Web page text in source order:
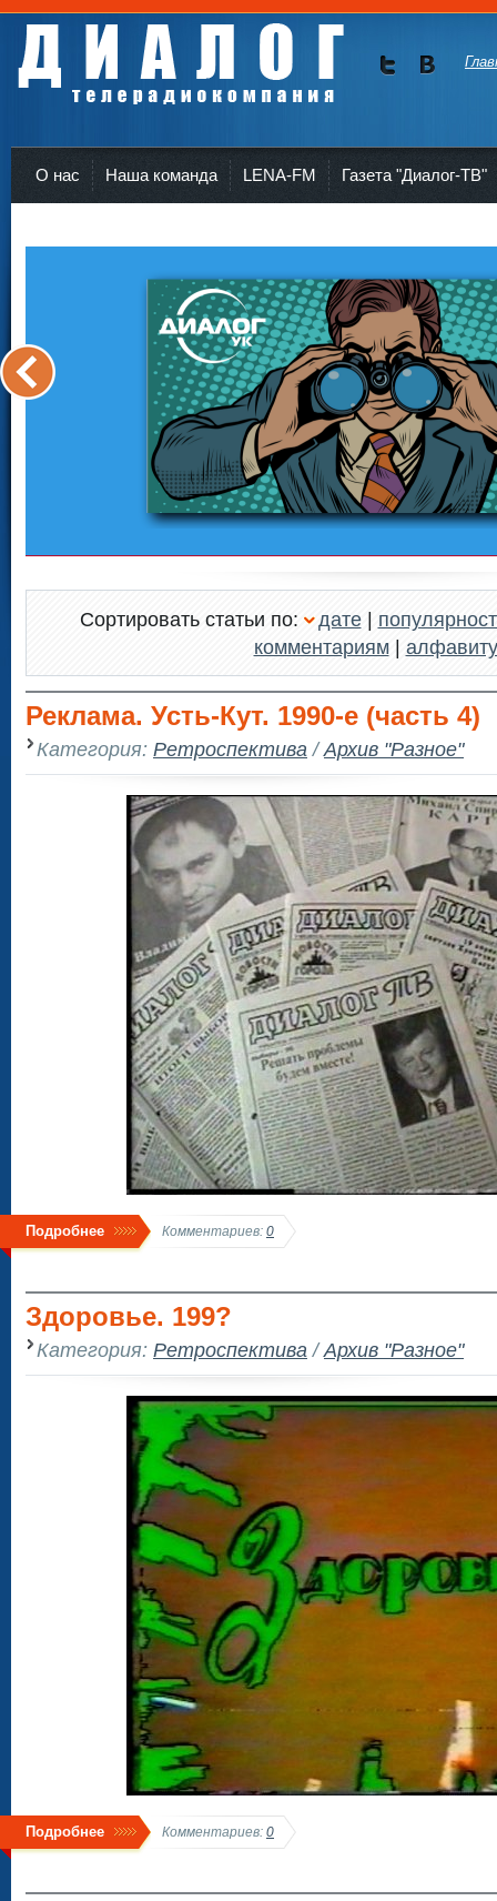
О нас Наша команда LENA-FM Газета "Диалог-ТВ"
Сортировать статьи по: дате|
комментариям| алфавиту
Реклама. Усть-Кут. 1990-е (часть 4)
Категория: Ретроспектива /Архив "Разное"
Подробнее Комментариев: 0
Здоровье. 199?
Категория: Ретроспектива /Архив "Разное"
Подробнее Комментариев: 0